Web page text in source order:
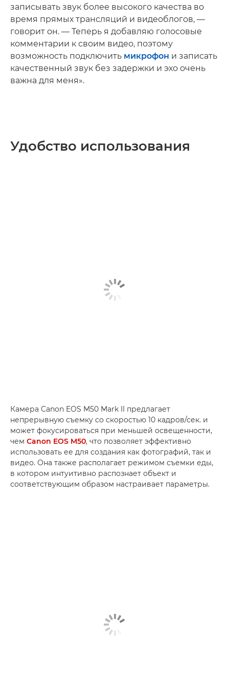
записывать звук более высокого качества во
время прямых трансляций и видеоблогов, —
говорит он. — Теперь я добавляю голосовые
комментарии к своим видео, поэтому
возможность подключить микрофон и записать
качественный звук без задержки и эхо очень
важна для меня».
Удобство использования
Камера Canon EOS M50 Mark II предлагает
непрерывную съемку со скоростью 10 кадров/сек. и
может фокусироваться при меньшей освещенности,
чем Canon EOS M50, что позволяет эффективно
использовать ее для создания как фотографий, так и
видео. Она также располагает режимом съемки еды,
в котором интуитивно распознает объект и
соответствующим образом настраивает параметры.